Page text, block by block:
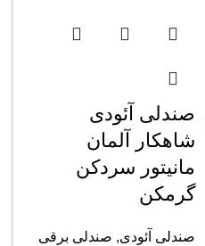
صندلی آئودی
شاهکار آلمان
مانیتور سردکن
گرمکن
صندلی آئودی, صندلی برقی